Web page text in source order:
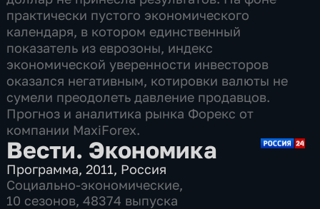
практически пустого экономического
календаря, в котором единственный
показатель из еврозоны, индекс
экономической уверенности инвесторов
оказался негативным, котировки валюты не
сумели преодолеть давление продавцов.
Прогноз и аналитика рынка Форекс от
компании MaxiForex.
Вести. Экономика
Программа,2011, Россия
Социально-экономические,
10 сезонов, 48374 выпуска